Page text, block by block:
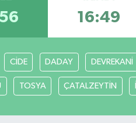
16:49
CİDE DADAY DEVREKANİ
TOSYA ÇATALZEYTİN